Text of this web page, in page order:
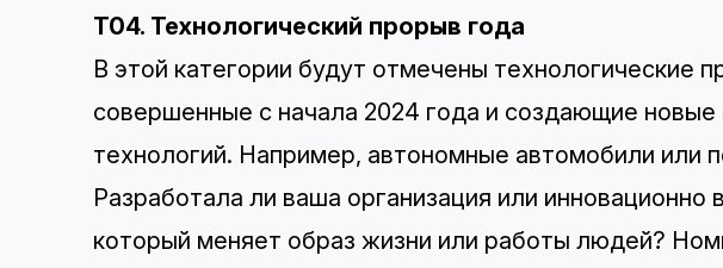
T04. Технологический прорыв года
В этой категории будут отмечены технологические
совершенные с начала 2024 года и создающие новые
технологий. Например, автономные автомобили или
Разработала ли ваша организация или
который меняет образ жизни или работы людей?